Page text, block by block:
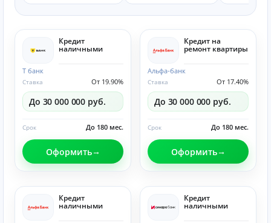
Кредит
наличными
Т банк
От 19.90%
Ставка
До 30 000 000 руб.
До 180 мес.
Срок
Оформить
Кредит на
ремонт квартиры
Альфа-банк
От 17.40%
Ставка
До 30 000 000 руб.
До 180 мес.
Срок
Оформить
Кредит
наличными
Кредит
наличными